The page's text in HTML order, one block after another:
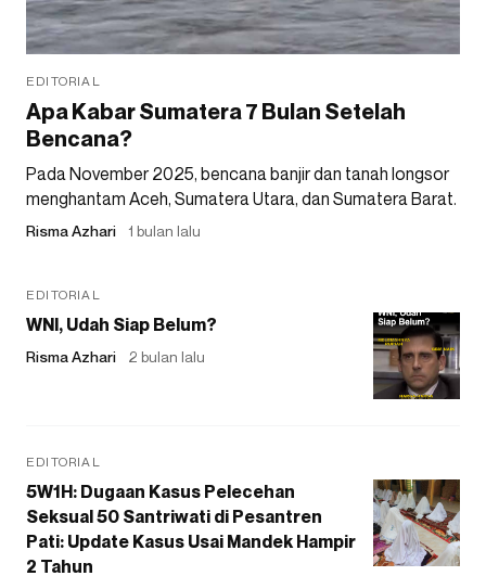
EDITORIAL
Apa Kabar Sumatera 7 Bulan Setelah
Bencana?
Pada November 2025, bencana banjir dan tanah longsor
menghantam Aceh, Sumatera Utara, dan Sumatera Barat.
Risma Azhari 1 bulan lalu
EDITORIAL
WNI, Udah Siap Belum?
Risma Azhari 2 bulan lalu
EDITORIAL
5W1H: Dugaan Kasus Pelecehan
Seksual 50 Santriwati di Pesantren
Pati: Update Kasus Usai Mandek Hampir
2 Tahun